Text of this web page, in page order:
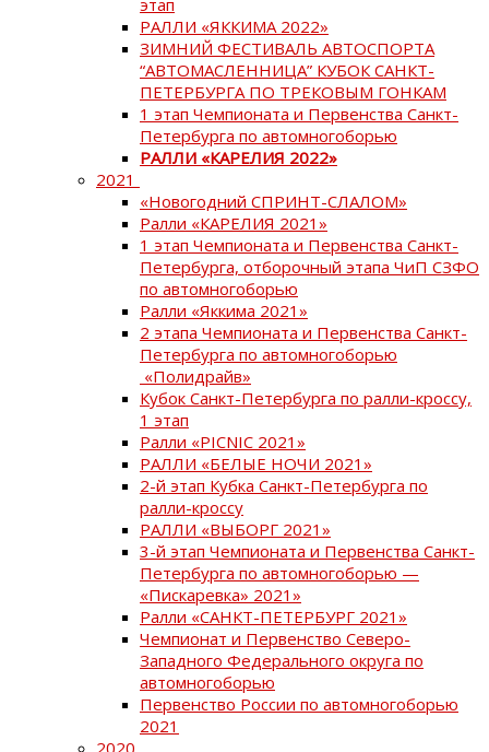
РАЛЛИ «ЯККИМА 2022»
ЗИМНИЙ ФЕСТИВАЛЬ АВТОСПОРТА
“АВТОМАСЛЕННИЦА” КУБОК САНКТ-
ПЕТЕРБУРГА ПО ТРЕКОВЫМ ГОНКАМ
1 этап Чемпионата и Первенства Санкт-
Петербурга по автомногоборью
РАЛЛИ «КАРЕЛИЯ 2022»
2021
«Новогодний СПРИНТ-СЛАЛОМ»
Ралли «КАРЕЛИЯ 2021»
1 этап Чемпионата и Первенства Санкт-
Петербурга, отборочный этапа ЧиП СЗФО
по автомногоборью
Ралли «Яккима 2021»
2 этапа Чемпионата и Первенства Санкт-
Петербурга по автомногоборью
«Полидрайв»
Кубок Санкт-Петербурга по ралли-кроссу,
1 этап
Ралли «PICNIC 2021»
РАЛЛИ «БЕЛЫЕ НОЧИ 2021»
2-й этап Кубка Санкт-Петербурга по
ралли-кроссу
РАЛЛИ «ВЫБОРГ 2021»
3-й этап Чемпионата и Первенства Санкт-
Петербурга по автомногоборью —
«Пискаревка» 2021»
Ралли «САНКТ-ПЕТЕРБУРГ 2021»
Чемпионат и Первенство Северо-
Западного Федерального округа по
автомногоборью
Первенство России по автомногоборью
2021
2020